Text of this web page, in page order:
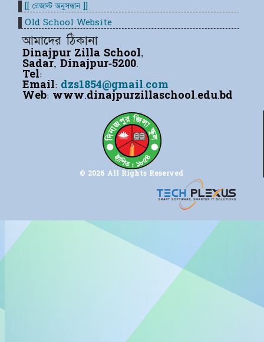
© 2026 All Rights Reserved
আমাদের ঠিকানা
Dinajpur Zilla School,
Sadar, Dinajpur-5200.
Tel:
Email: dzs1854@gmail.com
Web: www.dinajpurzillaschool.edu.bd
[[ রেজাল্ট অনুসন্ধান ]]
Old School Website